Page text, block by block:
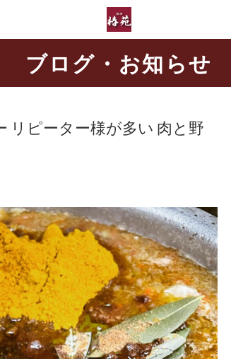
ブログ・お知らせ
リピーター様が多い 肉と野
動
画
プ
ー
ヤ
ー